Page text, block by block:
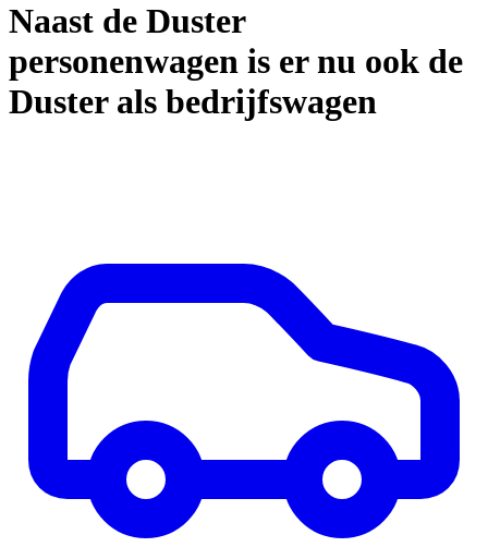
Naast de Duster
personenwagen is er nu ook de
Duster als bedrijfswagen